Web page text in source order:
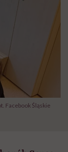
Facebook Śląskie